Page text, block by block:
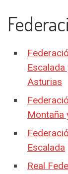
Asturias
Montaña
Escalada
Real